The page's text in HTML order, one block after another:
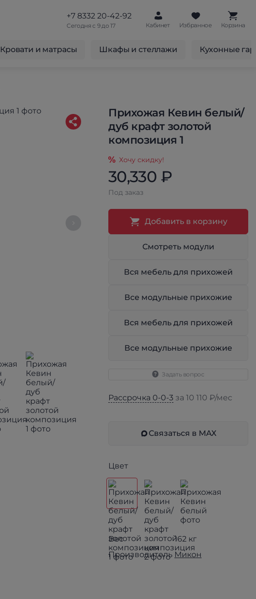
+7 8332 20-42-92
Сегодня с 9 до 17 Кабинет Избранное Корзина
Кровати и матрасы Шкафы и стеллажи Кухонные
Прихожая Кевин белый/
дуб крафт золотой
композиция 1
Хочу скидку!
30,330 ₽
Под заказ
Добавить в корзину
Смотреть модули
Вся мебель для прихожей
Все модульные прихожие
Вся мебель для прихожей
Все модульные прихожие
Задать вопрос
Рассрочка 0-0-3 за 10 110 ₽/мес
Связаться в МАХ
Цвет
Вес
162 кг
Производитель Микон